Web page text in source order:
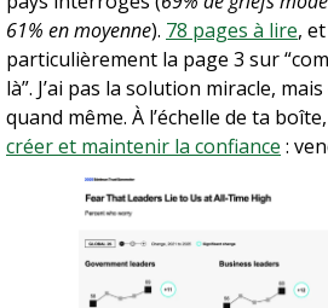
61% en moyenne). 78 pages à lire,
particulièrement la page 3 sur
là”. J’ai pas la solution miracle,
quand même. À l’échelle de ta
créer et maintenir la confiance :